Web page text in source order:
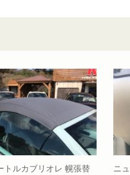
トルカブリオレ 幌張替
ニ